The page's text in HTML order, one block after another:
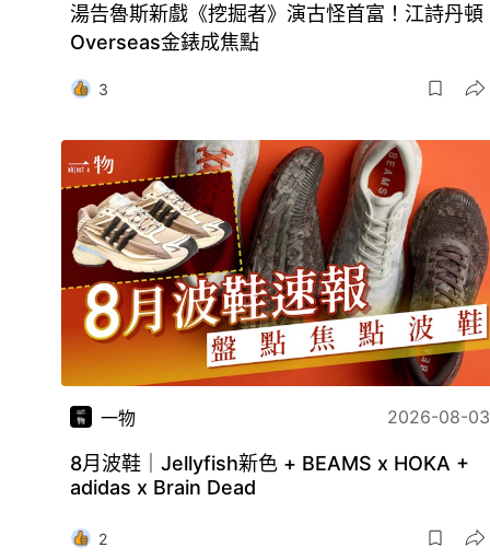
湯告魯斯新戲《挖掘者》演古怪首富！江詩丹頓
Overseas金錶成焦點
3
一物 2026-08-03
8月波鞋｜Jellyfish新色 + BEAMS x HOKA +
adidas x Brain Dead
2